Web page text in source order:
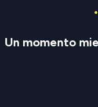
Un momento